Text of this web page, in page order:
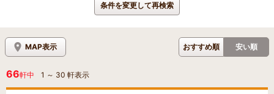
条件を変更して再検索
MAP表示 おすすめ順 安い順
66軒中 1 ～ 30 軒表示